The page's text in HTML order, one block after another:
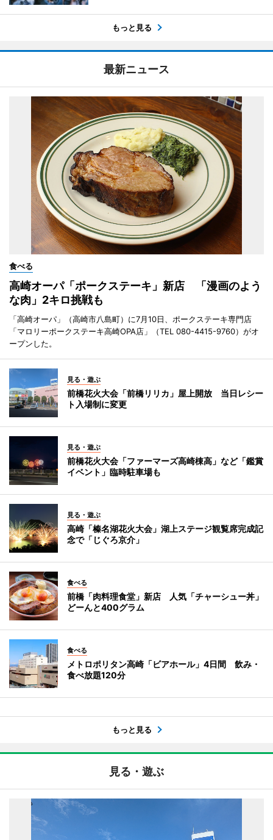
もっと見る
最新ニュース
食べる
高崎オーパ「ポークステーキ」新店 「漫画のよう
な肉」2キロ挑戦も
「高崎オーパ」（高崎市八島町）に7月10日、ポークステーキ専門店
「マロリーポークステーキ高崎OPA店」（TEL 080-4415-9760）がオ
ープンした。
見る・遊ぶ
前橋花火大会「前橋リリカ」屋上開放 当日レシー
ト入場制に変更
見る・遊ぶ
前橋花火大会「ファーマーズ高崎棟高」など「鑑賞
イベント」臨時駐車場も
見る・遊ぶ
高崎「榛名湖花火大会」湖上ステージ観覧席完成記
念で「じぐろ京介」
食べる
前橋「肉料理食堂」新店 人気「チャーシュー丼」
どーんと400グラム
食べる
メトロポリタン高崎「ビアホール」4日間 飲み・
食べ放題120分
もっと見る
見る・遊ぶ